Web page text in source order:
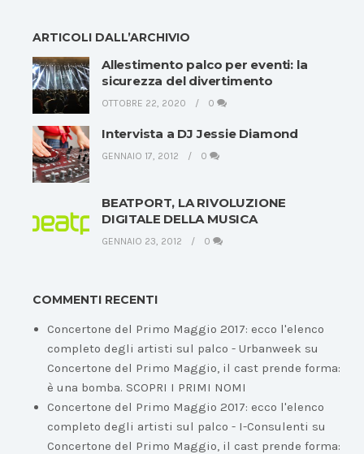
ARTICOLI DALL’ARCHIVIO
Allestimento palco per eventi: la
sicurezza del divertimento
OTTOBRE 22, 2020 0
Intervista a DJ Jessie Diamond
GENNAIO 17, 2012 0
BEATPORT, LA RIVOLUZIONE
DIGITALE DELLA MUSICA
GENNAIO 23, 2012 0
COMMENTI RECENTI
Concertone del Primo Maggio 2017: ecco l'elenco
completo degli artisti sul palco - Urbanweek su
Concertone del Primo Maggio, il cast prende forma:
è una bomba. SCOPRI I PRIMI NOMI
Concertone del Primo Maggio 2017: ecco l'elenco
completo degli artisti sul palco - I-Consulenti su
Concertone del Primo Maggio, il cast prende forma: